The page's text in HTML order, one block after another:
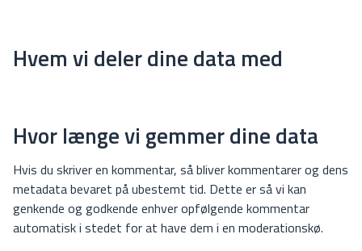
Hvem vi deler dine data med
Hvor længe vi gemmer dine data
Hvis du skriver en kommentar, så bliver kommentarer og dens
metadata bevaret på ubestemt tid. Dette er så vi kan
genkende og godkende enhver opfølgende kommentar
automatisk i stedet for at have dem i en moderationskø.